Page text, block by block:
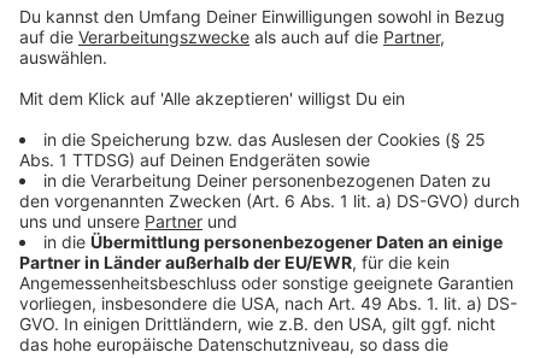
©Copyright: Netflix
Das Monster schlägt immer wieder zu. Und die
arglosen Liebespaare haben keine Chance.
Anzeige
©Copyright: Netflix
Die Polizei befragt einfach jeden. Doch es will sich
keine Spur auftun.